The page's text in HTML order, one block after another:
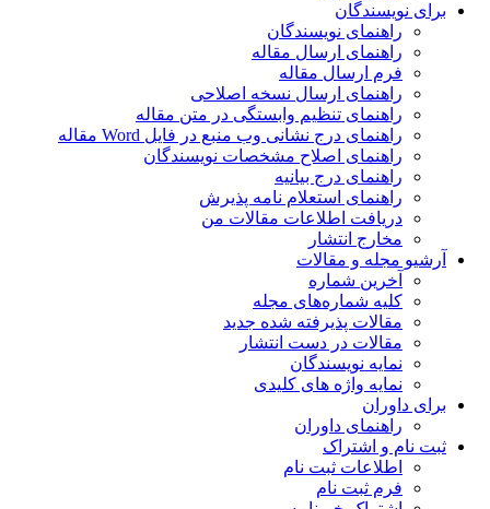
برای نویسندگان
راهنمای نویسندگان
راهنمای ارسال مقاله
فرم ارسال مقاله
راهنمای ارسال نسخه اصلاحی
راهنمای تنظیم وابستگی در متن مقاله
راهنمای درج نشانی وب منبع در فایل Word مقاله
راهنمای اصلاح مشخصات نویسندگان
راهنمای درج بیانیه
راهنمای استعلام نامه پذیرش
دریافت اطلاعات مقالات من
مخارج انتشار
آرشیو مجله و مقالات
آخرین شماره
کلیه شماره‌های مجله
مقالات پذیرفته شده جدید
مقالات در دست انتشار
نمایه نویسندگان
نمایه واژه های کلیدی
برای داوران
راهنمای داوران
ثبت نام و اشتراک
اطلاعات ثبت نام
فرم ثبت نام